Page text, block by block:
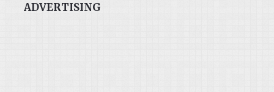
ADVERTISING